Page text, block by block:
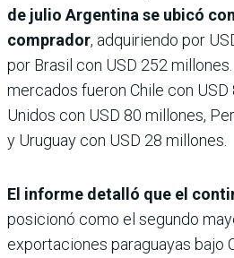
de julio Argentina se ubicó
comprador, adquiriendo por
por Brasil con USD 252
mercados fueron Chile con
Unidos con USD 80 millones,
y Uruguay con USD 28 millones.
El informe detalló que el
posicionó como el segundo
exportaciones paraguayas bajo